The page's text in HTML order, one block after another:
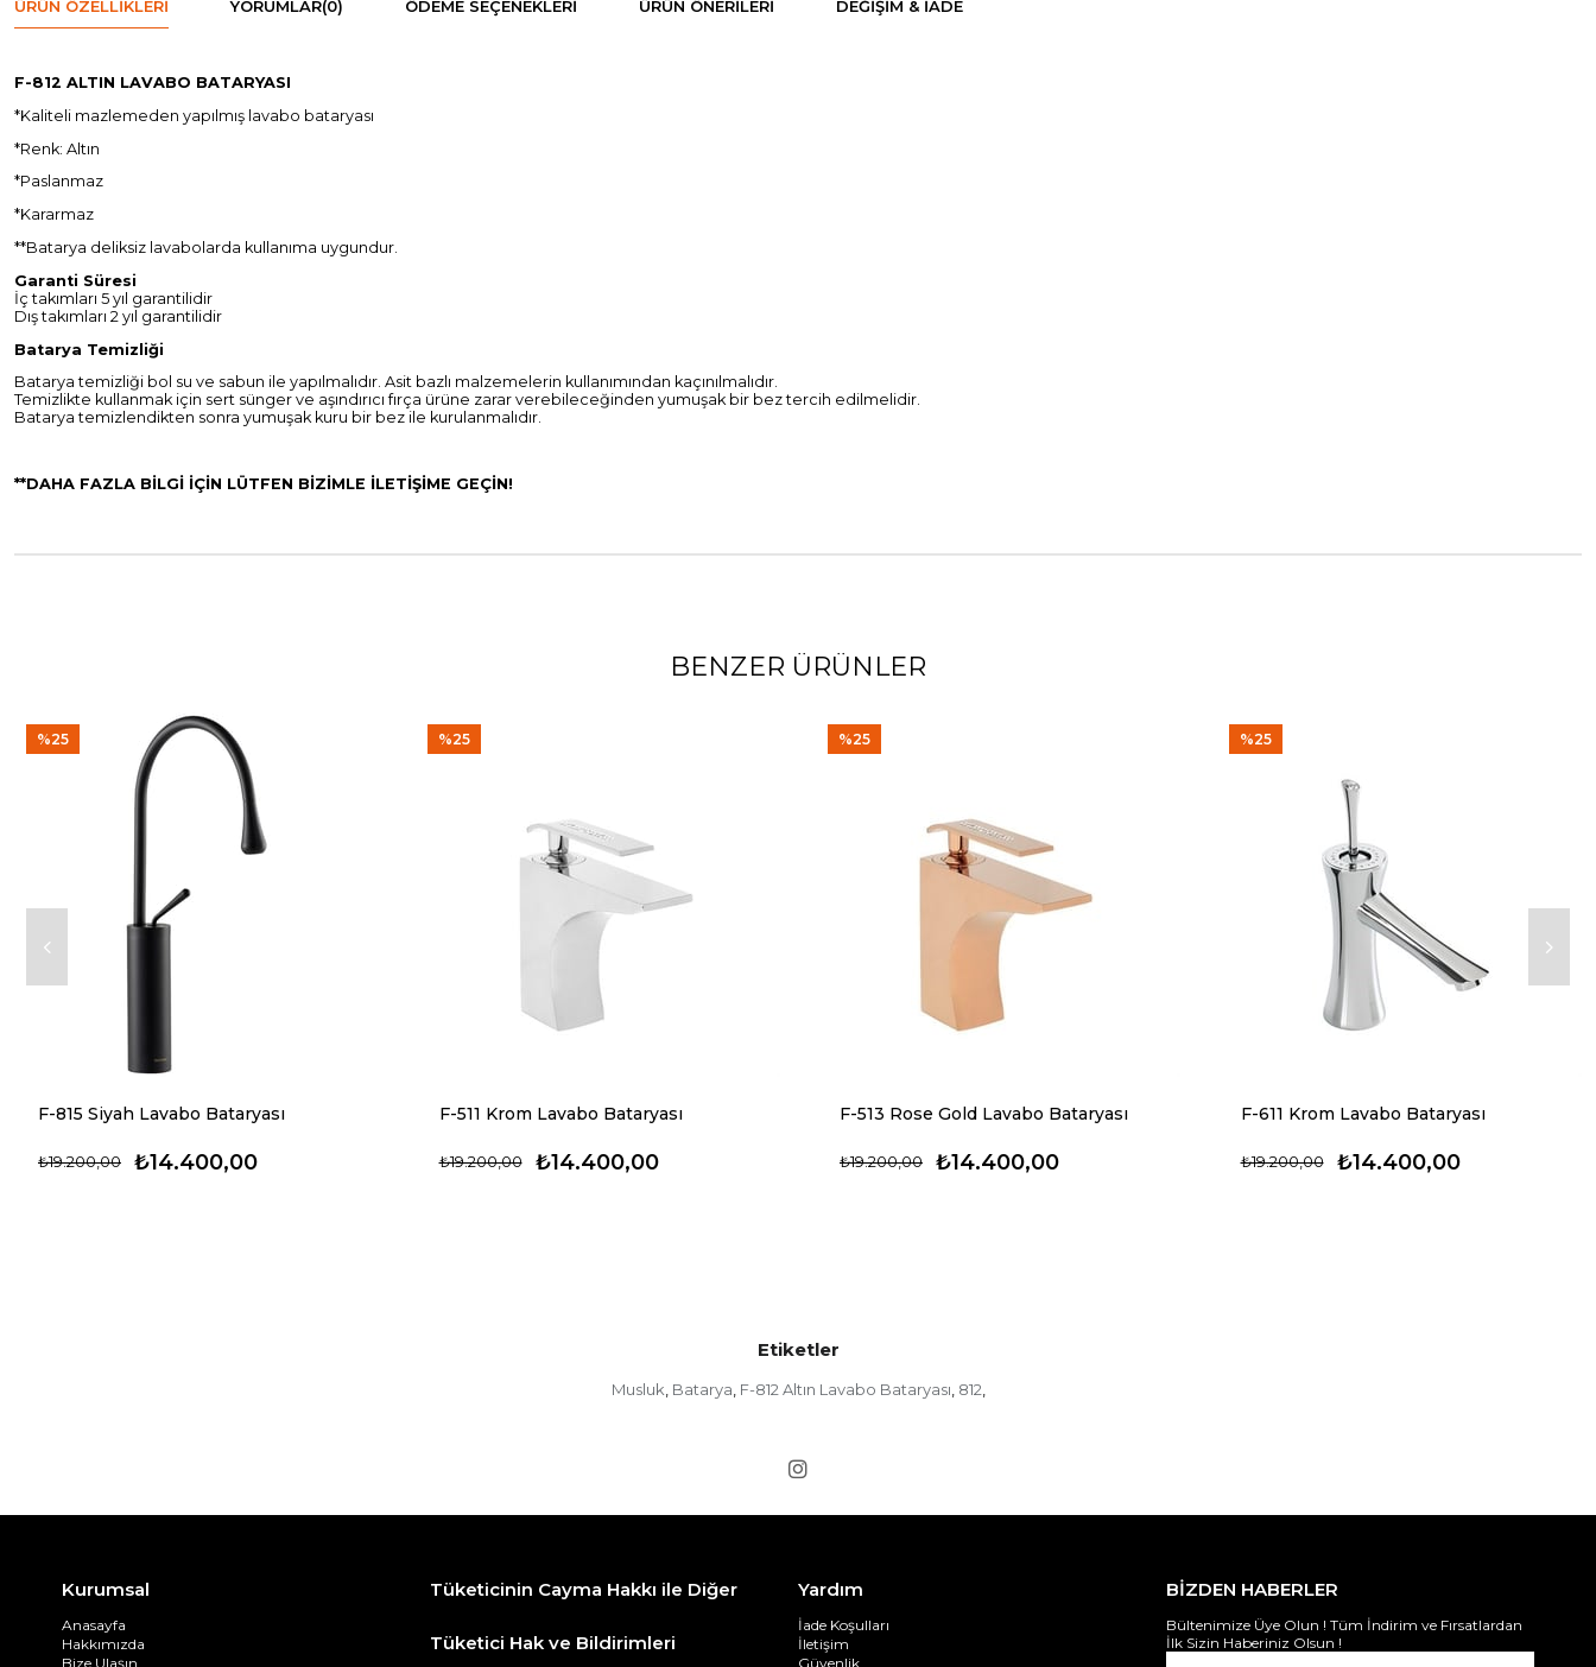
ÜRÜN ÖZELLIKLERI YORUMLAR(0) ÖDEME SEÇENEKLERI ÜRÜN ÖNERILERI DEĞIŞIM & İADE
F-812 ALTIN LAVABO BATARYASI
*Kaliteli mazlemeden yapılmış lavabo bataryası
*Renk: Altın
*Paslanmaz
*Kararmaz
**Batarya deliksiz lavabolarda kullanıma uygundur.
Garanti Süresi
İç takımları 5 yıl garantilidir
Dış takımları 2 yıl garantilidir
Batarya Temizliği
Batarya temizliği bol su ve sabun ile yapılmalıdır. Asit bazlı malzemelerin kullanımından kaçınılmalıdır.
Temizlikte kullanmak için sert sünger ve aşındırıcı fırça ürüne zarar verebileceğinden yumuşak bir bez tercih edilmelidir.
Batarya temizlendikten sonra yumuşak kuru bir bez ile kurulanmalıdır.
**DAHA FAZLA BİLGİ İÇİN LÜTFEN BİZİMLE İLETİŞİME GEÇİN!
BENZER ÜRÜNLER
F-815 Siyah Lavabo Bataryası
₺14.400,00
₺19.200,00
%25
F-511 Krom Lavabo Bataryası
₺14.400,00
₺19.200,00
%25
F-513 Rose Gold Lavabo Bataryası
₺14.400,00
₺19.200,00
%25
F-611 Krom Lavabo Bataryası
₺14.400,00
₺19.200,00
%25
Etiketler
Musluk, Batarya, F-812 Altın Lavabo Bataryası, 812,
Kurumsal
Anasayfa
Hakkımızda
Bize Ulaşın
Tüketicinin Cayma Hakkı ile Diğer
Tüketici Hak ve Bildirimleri
Yardım
İade Koşulları
İletişim
Güvenlik
BİZDEN HABERLER
Bültenimize Üye Olun ! Tüm İndirim ve Fırsatlardan
İlk Sizin Haberiniz Olsun !